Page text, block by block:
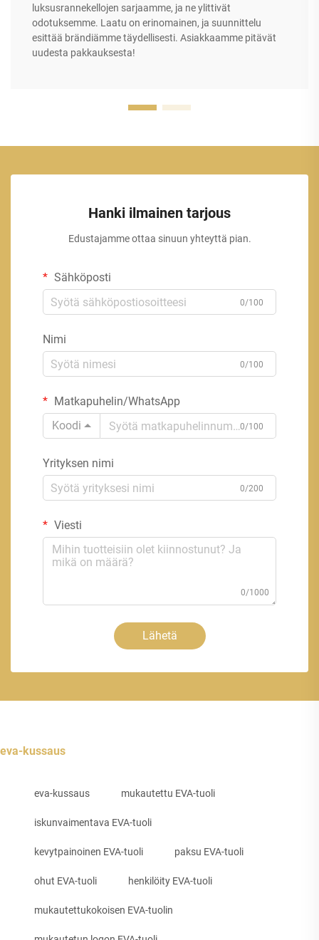
luksusrannekellojen sarjaamme, ja ne ylittivät
odotuksemme. Laatu on erinomainen, ja suunnittelu
esittää brändiämme täydellisesti. Asiakkaamme pitävät
uudesta pakkauksesta!
Hanki ilmainen tarjous
Edustajamme ottaa sinuun yhteyttä pian.
Sähköposti
0/100
Nimi
0/100
Matkapuhelin/WhatsApp
Koodi
0/100
Yrityksen nimi
0/200
Viesti
0/1000
Lähetä
eva-kussaus
eva-kussaus mukautettu EVA-tuoli
iskunvaimentava EVA-tuoli
kevytpainoinen EVA-tuoli paksu EVA-tuoli
ohut EVA-tuoli henkilöity EVA-tuoli
mukautettukokoisen EVA-tuolin